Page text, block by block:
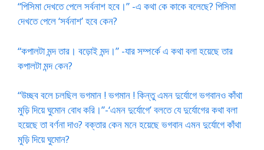
“পিসিমা দেখতে পেলে সর্বনাশ হবে।” -এ কথা কে কাকে বলেছে? পিসিমা
দেখতে পেলে ‘সর্বনাশ’ হবে কেন?
“কপালটা মন্দ তার। বড়োই মন্দ।” -যার সম্পর্কে এ কথা বলা হয়েছে তার
কপালটা মন্দ কেন?
“উচ্ছব বলে চলছিল ভগমান ! ভগমান ! কিন্তু এমন দুর্যোগে ভগবানও কাঁথা
মুড়ি দিয়ে ঘুমোন বোধ করি।”-‘এমন দুর্যোগে’ বলতে যে দুর্যোগের কথা বলা
হয়েছে তা বর্ণনা দাও? বক্তার কেন মনে হয়েছে ভগবান এমন দুর্যোগে কাঁথা
মুড়ি দিয়ে ঘুমোন?